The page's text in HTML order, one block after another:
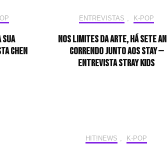
CHEN
ENTREVISTAS K-POP
Nos limites da arte, há sete
correndo junto aos STAY —
Entrevista Stray Kids
HIT!NEWS K-POP